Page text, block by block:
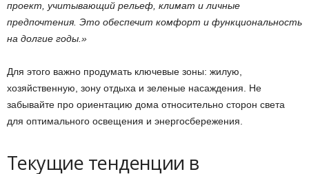
проект, учитывающий рельеф, климат и личные
предпочтения. Это обеспечит комфорт и функциональность
на долгие годы.»
Для этого важно продумать ключевые зоны: жилую,
хозяйственную, зону отдыха и зеленые насаждения. Не
забывайте про ориентацию дома относительно сторон света
для оптимального освещения и энергосбережения.
Текущие тенденции в